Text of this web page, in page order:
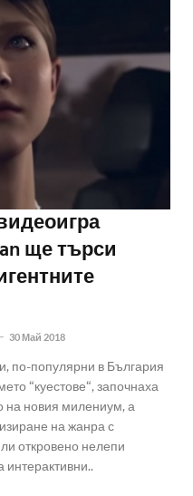
ще търси
30 Май 2018
по-популярни в България
“куестове“, започнаха
на новия милениум, а
на жанра с
откровено нелепи
интерактивни..